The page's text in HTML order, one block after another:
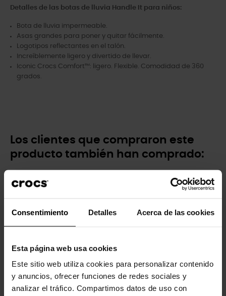
Consentimiento Detalles Acerca de las cookies
Esta página web usa cookies
Este sitio web utiliza cookies para personalizar contenido
y anuncios, ofrecer funciones de redes sociales y
analizar el tráfico. Compartimos datos de uso con
Detalles de las botas de lluvia Handle It para niños:
Bota de lluvia impermeable.
Asas grandes para poner y quitar fácilmente.
Logotipos reflectantes en el talón.
Increíblemente ligero y divertido de llevar.
Iconic Crocs Comfort™: ligero. Flexible. Comodidad de 360
grados.
Los clientes que compraron este
producto también han comprado:
Zuecos de niños Classic K